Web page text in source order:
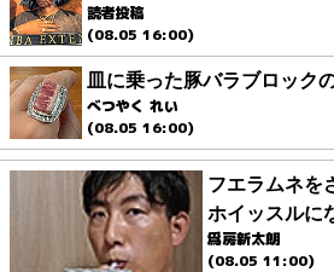
読者投稿
(08.05 16:00)
皿に乗った豚バラブロック
べつやく れい
(08.05 16:00)
フエラムネを
ホイッスルに
爲房新太朗
(08.05 11:00)